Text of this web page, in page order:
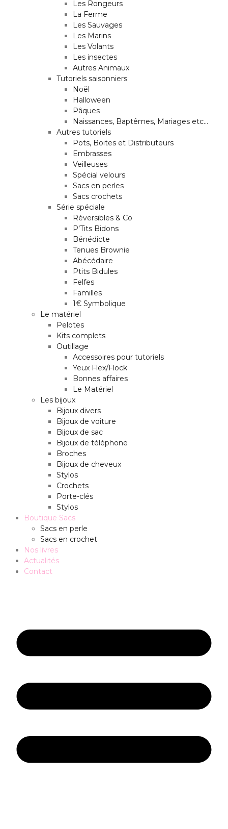
Les Rongeurs
La Ferme
Les Sauvages
Les Marins
Les Volants
Les insectes
Autres Animaux
Tutoriels saisonniers
Noël
Halloween
Pâques
Naissances, Baptêmes, Mariages etc…
Autres tutoriels
Pots, Boites et Distributeurs
Embrasses
Veilleuses
Spécial velours
Sacs en perles
Sacs crochets
Série spéciale
Réversibles & Co
P’Tits Bidons
Bénédicte
Tenues Brownie
Abécédaire
Ptits Bidules
Felfes
Familles
1€ Symbolique
Le matériel
Pelotes
Kits complets
Outillage
Accessoires pour tutoriels
Yeux Flex/Flock
Bonnes affaires
Le Matériel
Les bijoux
Bijoux divers
Bijoux de voiture
Bijoux de sac
Bijoux de téléphone
Broches
Bijoux de cheveux
Stylos
Crochets
Porte-clés
Stylos
Boutique Sacs
Sacs en perle
Sacs en crochet
Nos livres
Actualités
Contact